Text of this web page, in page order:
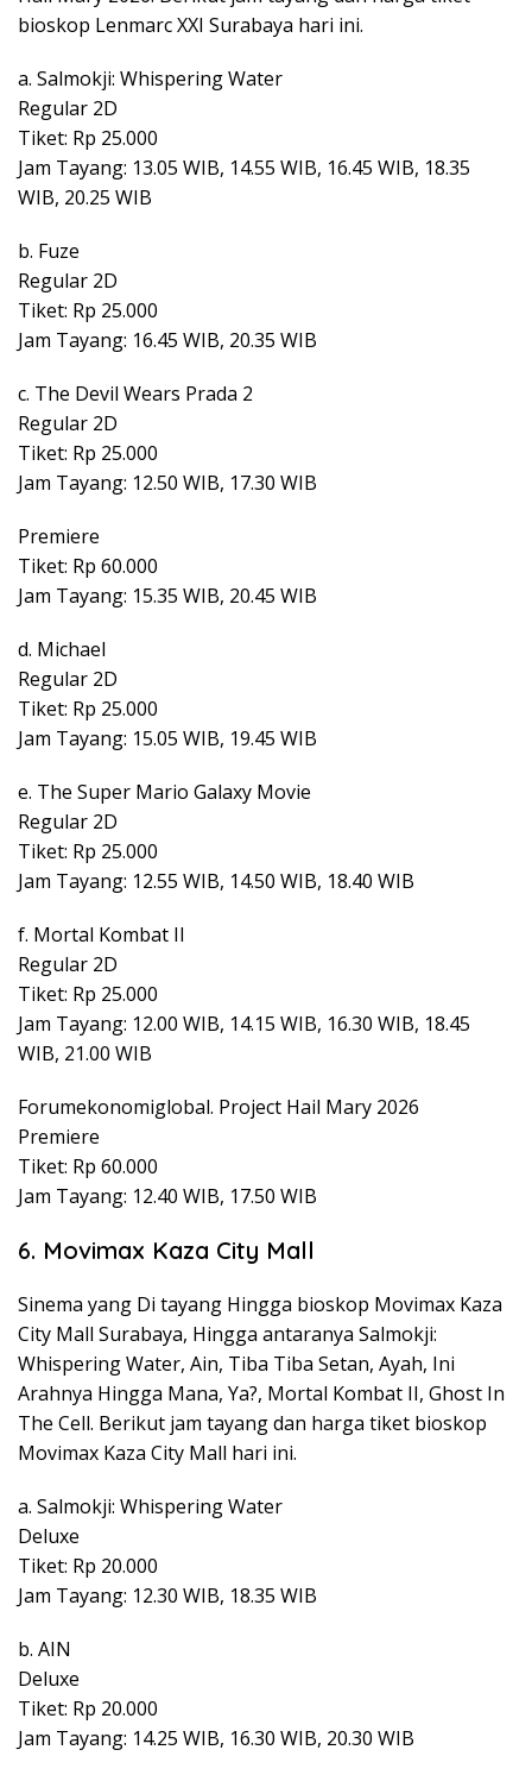
bioskop Lenmarc XXI Surabaya hari ini.
a. Salmokji: Whispering Water
Regular 2D
Tiket: Rp 25.000
Jam Tayang: 13.05 WIB, 14.55 WIB, 16.45 WIB, 18.35
WIB, 20.25 WIB
b. Fuze
Regular 2D
Tiket: Rp 25.000
Jam Tayang: 16.45 WIB, 20.35 WIB
c. The Devil Wears Prada 2
Regular 2D
Tiket: Rp 25.000
Jam Tayang: 12.50 WIB, 17.30 WIB
Premiere
Tiket: Rp 60.000
Jam Tayang: 15.35 WIB, 20.45 WIB
d. Michael
Regular 2D
Tiket: Rp 25.000
Jam Tayang: 15.05 WIB, 19.45 WIB
e. The Super Mario Galaxy Movie
Regular 2D
Tiket: Rp 25.000
Jam Tayang: 12.55 WIB, 14.50 WIB, 18.40 WIB
f. Mortal Kombat II
Regular 2D
Tiket: Rp 25.000
Jam Tayang: 12.00 WIB, 14.15 WIB, 16.30 WIB, 18.45
WIB, 21.00 WIB
Forumekonomiglobal. Project Hail Mary 2026
Premiere
Tiket: Rp 60.000
Jam Tayang: 12.40 WIB, 17.50 WIB
6. Movimax Kaza City Mall
Sinema yang Di tayang Hingga bioskop Movimax Kaza
City Mall Surabaya, Hingga antaranya Salmokji:
Whispering Water, Ain, Tiba Tiba Setan, Ayah, Ini
Arahnya Hingga Mana, Ya?, Mortal Kombat II, Ghost In
The Cell. Berikut jam tayang dan harga tiket bioskop
Movimax Kaza City Mall hari ini.
a. Salmokji: Whispering Water
Deluxe
Tiket: Rp 20.000
Jam Tayang: 12.30 WIB, 18.35 WIB
b. AIN
Deluxe
Tiket: Rp 20.000
Jam Tayang: 14.25 WIB, 16.30 WIB, 20.30 WIB